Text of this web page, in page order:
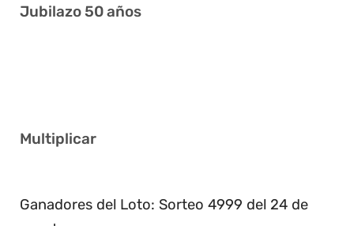
Jubilazo 50 años
Multiplicar
Ganadores del Loto: Sorteo 4999 del 24 de